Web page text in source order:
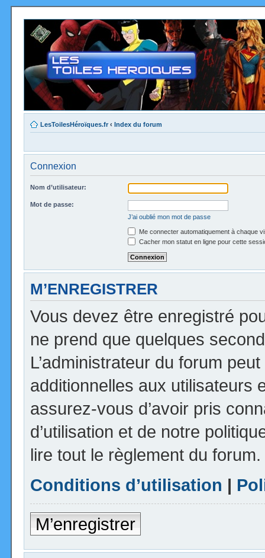
LesToilesHéroïques.fr ‹ Index du forum
Connexion
Nom d’utilisateur:
Mot de passe:
J’ai oublié mon mot de passe
Me connecter automatiquement à chaque
Cacher mon statut en ligne pour cette
M’ENREGISTRER
Vous devez être enregistré
ne prend que quelques
L’administrateur du forum
additionnelles aux utilisateurs
assurez-vous d’avoir pris
d’utilisation et de notre
lire tout le règlement du forum.
Conditions d’utilisation |
M’enregistrer